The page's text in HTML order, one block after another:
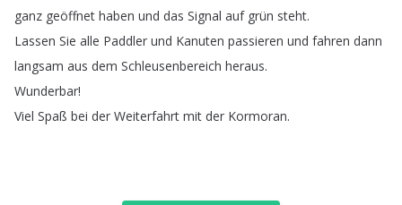
ganz geöffnet haben und das Signal auf grün steht.
Lassen Sie alle Paddler und Kanuten passieren und fahren dann
langsam aus dem Schleusenbereich heraus.
Wunderbar!
Viel Spaß bei der Weiterfahrt mit der Kormoran.